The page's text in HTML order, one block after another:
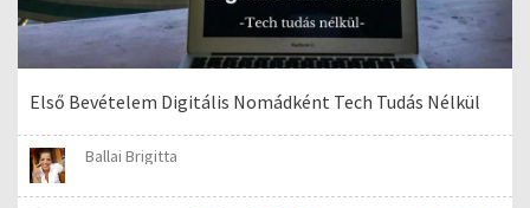
Első Bevételem Digitális Nomádként Tech Tudás Nélkül
Ballai Brigitta